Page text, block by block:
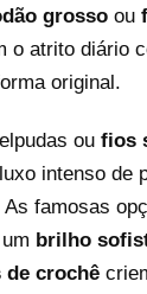
grosso ou
o atrito diário
original.
ou fios
intenso de
As famosas
brilho
de crochê